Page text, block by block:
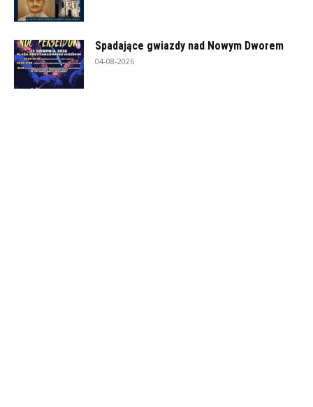
Spadające gwiazdy nad Nowym Dworem
04-08-2026